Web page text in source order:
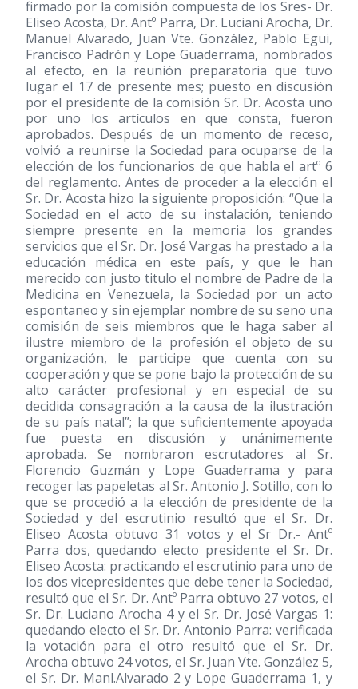
firmado por la comisión compuesta de los Sres- Dr.
Eliseo Acosta, Dr. Antº Parra, Dr. Luciani Arocha, Dr.
Manuel Alvarado, Juan Vte. González, Pablo Egui,
Francisco Padrón y Lope Guaderrama, nombrados
al efecto, en la reunión preparatoria que tuvo
lugar el 17 de presente mes; puesto en discusión
por el presidente de la comisión Sr. Dr. Acosta uno
por uno los artículos en que consta, fueron
aprobados. Después de un momento de receso,
volvió a reunirse la Sociedad para ocuparse de la
elección de los funcionarios de que habla el artº 6
del reglamento. Antes de proceder a la elección el
Sr. Dr. Acosta hizo la siguiente proposición: “Que la
Sociedad en el acto de su instalación, teniendo
siempre presente en la memoria los grandes
servicios que el Sr. Dr. José Vargas ha prestado a la
educación médica en este país, y que le han
merecido con justo titulo el nombre de Padre de la
Medicina en Venezuela, la Sociedad por un acto
espontaneo y sin ejemplar nombre de su seno una
comisión de seis miembros que le haga saber al
ilustre miembro de la profesión el objeto de su
organización, le participe que cuenta con su
cooperación y que se pone bajo la protección de su
alto carácter profesional y en especial de su
decidida consagración a la causa de la ilustración
de su país natal”; la que suficientemente apoyada
fue puesta en discusión y unánimemente
aprobada. Se nombraron escrutadores al Sr.
Florencio Guzmán y Lope Guaderrama y para
recoger las papeletas al Sr. Antonio J. Sotillo, con lo
que se procedió a la elección de presidente de la
Sociedad y del escrutinio resultó que el Sr. Dr.
Eliseo Acosta obtuvo 31 votos y el Sr Dr.- Antº
Parra dos, quedando electo presidente el Sr. Dr.
Eliseo Acosta: practicando el escrutinio para uno de
los dos vicepresidentes que debe tener la Sociedad,
resultó que el Sr. Dr. Antº Parra obtuvo 27 votos, el
Sr. Dr. Luciano Arocha 4 y el Sr. Dr. José Vargas 1:
quedando electo el Sr. Dr. Antonio Parra: verificada
la votación para el otro resultó que el Sr. Dr.
Arocha obtuvo 24 votos, el Sr. Juan Vte. González 5,
el Sr. Dr. Manl.Alvarado 2 y Lope Guaderrama 1, y